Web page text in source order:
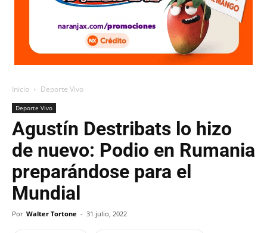
Inicio Deporte Vivo
Deporte Vivo
Agustín Destribats lo hizo
de nuevo: Podio en Rumania
preparándose para el
Mundial
Por Walter Tortone - 31 julio, 2022